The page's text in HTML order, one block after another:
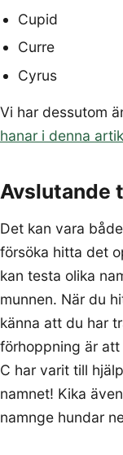
Cupid
Curre
Cyrus
Vi har dessutom
hanar i denna
Avslutande
Det kan vara
försöka hitta det
kan testa olika
munnen. När du
känna att du har
förhoppning är
C har varit till
namnet! Kika
namnge hundar